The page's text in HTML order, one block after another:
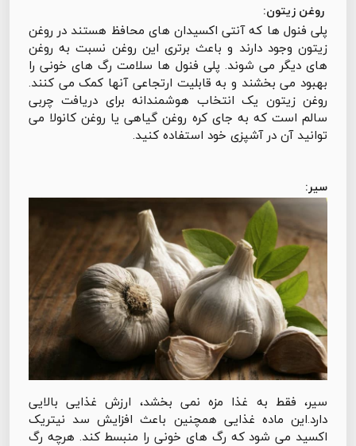
روغن زیتون:
پلی فنول ها که آنتی اکسیدان های محافظ هستند در روغن
زیتون وجود دارند و باعث برتری این روغن نسبت به روغن
های دیگر می شوند. پلی فنول ها سلامت رگ های خونی را
بهبود می بخشند و به قابلیت ارتجاعی آنها کمک می کنند.
روغن زیتون یک انتخاب هوشمندانه برای دریافت چربی
سالم است که به جای کره روغن گیاهی یا روغن کانولا می
توانید آن در آشپزی خود استفاده کنید.
سیر:
سیر، فقط به غذا مزه نمی بخشد، ارزش غذایی بالایی
دارد.این ماده غذایی همچنین باعث افزایش سد نیتریک
اکسید می شود که رگ های خونی را منبسط کند. هرچه رگ